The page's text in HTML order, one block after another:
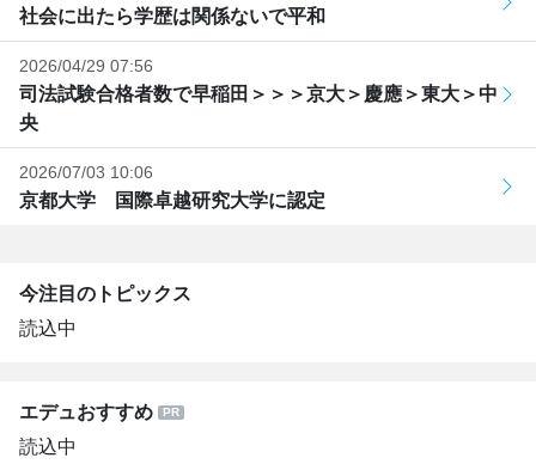
社会に出たら学歴は関係ないで平和
2026/04/29 07:56
司法試験合格者数で早稲田＞＞＞京大＞慶應＞東大＞中
央
2026/07/03 10:06
京都大学 国際卓越研究大学に認定
今注目のトピックス
読込中
エデュおすすめ
読込中